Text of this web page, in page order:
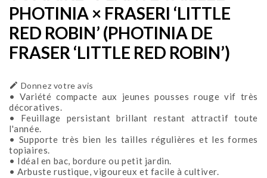
PHOTINIA × FRASERI ‘LITTLE
RED ROBIN’ (PHOTINIA DE
FRASER ‘LITTLE RED ROBIN’)
 Donnez votre avis
• Variété compacte aux jeunes pousses rouge vif très
décoratives.
• Feuillage persistant brillant restant attractif toute
l'année.
• Supporte très bien les tailles régulières et les formes
topiaires.
• Idéal en bac, bordure ou petit jardin.
• Arbuste rustique, vigoureux et facile à cultiver.